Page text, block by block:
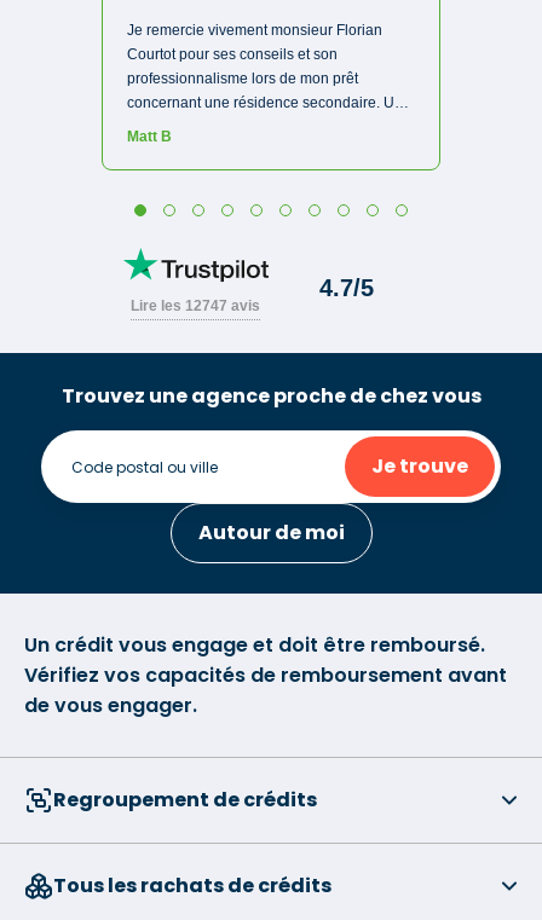
Trouvez une agence proche de chez vous
Je trouve
Autour de moi
Un crédit vous engage et doit être remboursé.
Vérifiez vos capacités de remboursement avant
de vous engager.
Regroupement de crédits
Tous les rachats de crédits